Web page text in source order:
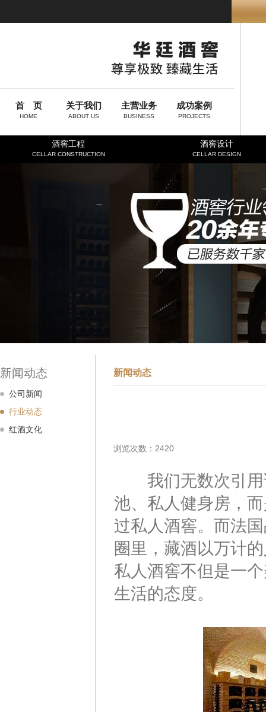
首 页
HOME
关于我们
ABOUT US
主营业务
BUSINESS
成功案例
PROJECTS
酒窖工程
CELLAR CONSTRUCTION
酒窖设计
CELLAR DESIGN
新闻动态
公司新闻
行业动态
红酒文化
新闻动态
浏览次数：2420
我们无数次引用
池、私人健身房，
过私人酒窖。而法
圈里，藏酒以万计
私人酒窖不但是一
生活的态度。